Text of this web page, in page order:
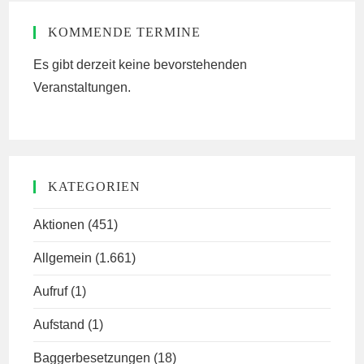
KOMMENDE TERMINE
Es gibt derzeit keine bevorstehenden
Veranstaltungen.
KATEGORIEN
Aktionen (451)
Allgemein (1.661)
Aufruf (1)
Aufstand (1)
Baggerbesetzungen (18)